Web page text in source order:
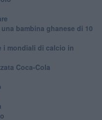
bambina ghanese di 10
i mondiali di calcio in
Coca-Cola